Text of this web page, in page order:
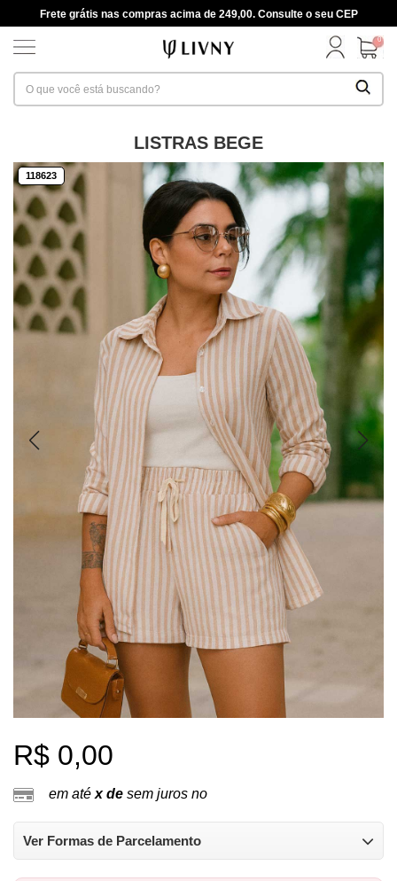
Frete grátis nas compras acima de 249,00. Consulte o seu CEP
0
LISTRAS BEGE
118623
R$ 0,00
em até x de sem juros no
Ver Formas de Parcelamento